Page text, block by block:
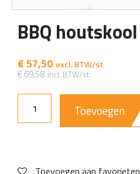
BBQ houtskool
€57,50
€ 69,58
Toevoegen